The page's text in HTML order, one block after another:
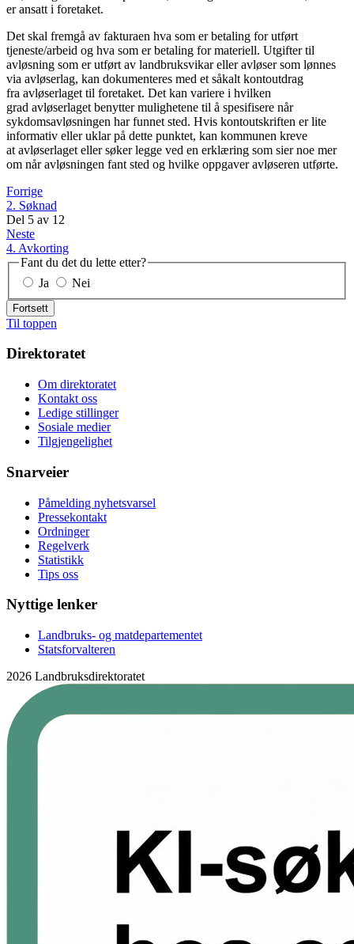
er ansatt i foretaket.
Det skal fremgå av fakturaen hva som er betaling for utført
tjeneste/arbeid og hva som er betaling for materiell. Utgifter til
avløsning som er utført av landbruksvikar eller avløser som lønnes
via avløserlag, kan dokumenteres med et såkalt kontoutdrag
fra avløserlaget til foretaket. Det kan variere i hvilken
grad avløserlaget benytter mulighetene til å spesifisere når
sykdomsavløsningen har funnet sted. Hvis kontoutskriften er lite
informativ eller uklar på dette punktet, kan kommunen kreve
at avløserlaget eller søker legge ved en erklæring som sier noe mer
om når avløsningen fant sted og hvilke oppgaver avløseren utførte.
Forrige
2. Søknad
Del 5 av 12
Neste
4. Avkorting
Fant du det du lette etter?
Ja
Nei
Fortsett
Til toppen
Direktoratet
Om direktoratet
Kontakt oss
Ledige stillinger
Sosiale medier
Tilgjengelighet
Snarveier
Påmelding nyhetsvarsel
Pressekontakt
Ordninger
Regelverk
Statistikk
Tips oss
Nyttige lenker
Landbruks- og matdepartementet
Statsforvalteren
2026 Landbruksdirektoratet